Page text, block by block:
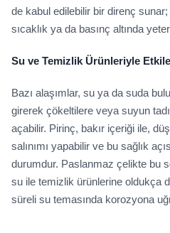
de kabul edilebilir bir direnç
sıcaklık ya da basınç altında
Su ve Temizlik Ürünleriyle
Bazı alaşımlar, su ya da suda
girerek çökeltilere veya suyun
açabilir. Pirinç, bakır içeriği ile,
salınımı yapabilir ve bu sağlık
durumdur. Paslanmaz çelikte bu
su ile temizlik ürünlerine oldukça
süreli su temasında korozyona